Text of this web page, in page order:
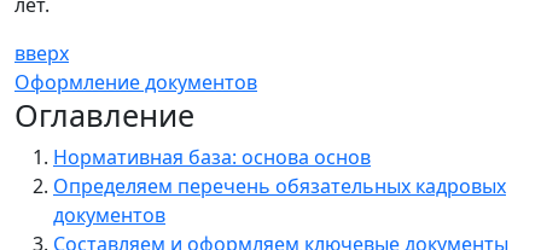
вверх
Оформление документов
Оглавление
Нормативная база: основа основ
Определяем перечень обязательных кадровых
документов
Составляем и оформляем ключевые документы